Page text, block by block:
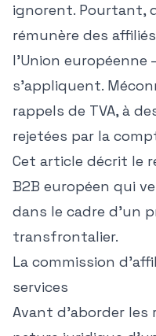
ignorent. Pourtant,
rémunère des
l'Union européenne
s'appliquent.
rappels de TVA, à
rejetées par la
Cet article décrit le
B2B européen qui
dans le cadre d'un
transfrontalier.
La commission
services
Avant d'aborder les